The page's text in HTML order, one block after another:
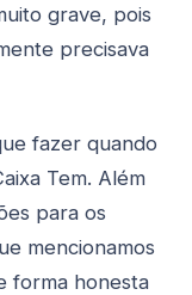
grave, pois
precisava
fazer quando
Tem. Além
para os
mencionamos
forma honesta